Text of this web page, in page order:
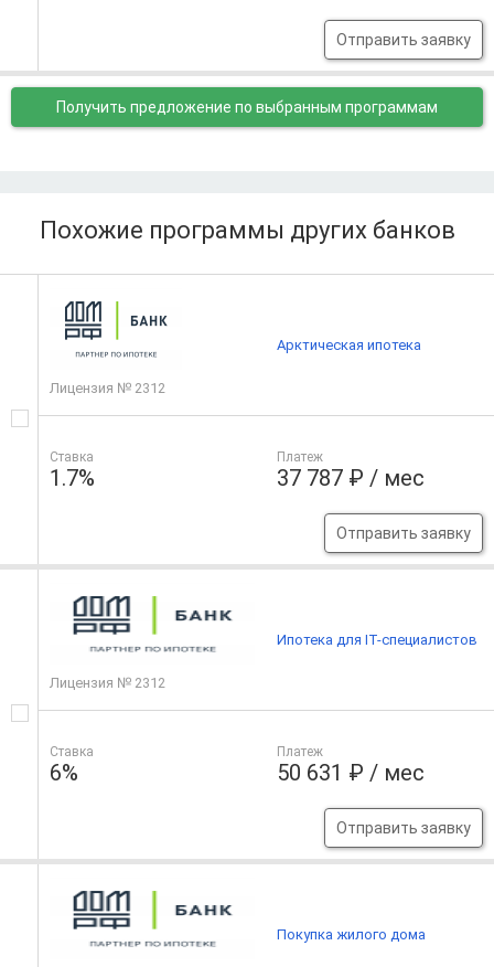
Отправить заявку
Получить предложение по выбранным программам
Похожие программы других банков
Лицензия № 2312
Ставка
1.7%
Платеж
37 787 ₽ / мес
Отправить заявку
Арктическая ипотека
Лицензия № 2312
Ставка
6%
Платеж
50 631 ₽ / мес
Отправить заявку
Ипотека для IT-специалистов
Покупка жилого дома